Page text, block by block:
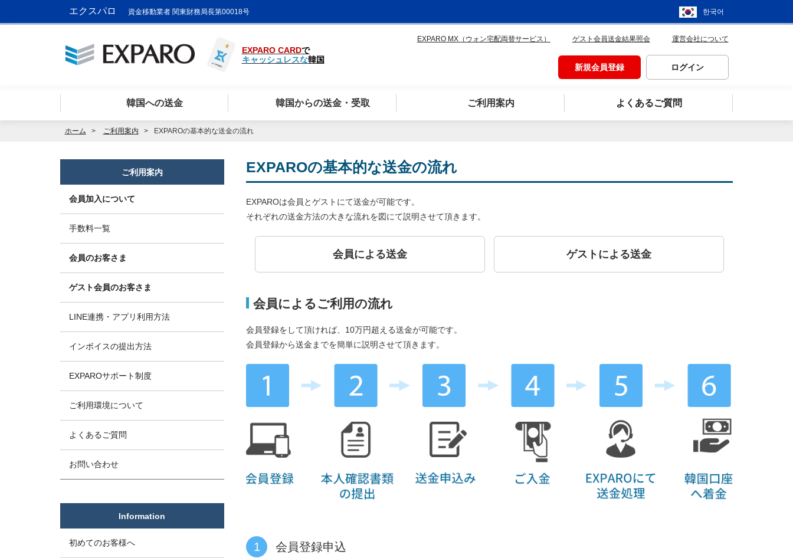
エクスパロ 資金移動業者 関東財務局長第00018号 한국어
EXPARO CARDで
キャッシュレスな韓国
EXPARO MX（ウォン宅配両替サービス） ゲスト会員送金結果照会 運営会社について
新規会員登録 ログイン
韓国への送金 韓国からの送金・受取 ご利用案内 よくあるご質問
ホーム ご利用案内 EXPAROの基本的な送金の流れ
EXPAROの基本的な送金の流れ
EXPAROは会員とゲストにて送金が可能です。
それぞれの送金方法の大きな流れを図にて説明させて頂きます。
会員による送金 ゲストによる送金
会員によるご利用の流れ
会員登録をして頂ければ、10万円超える送金が可能です。
会員登録から送金までを簡単に説明させて頂きます。
1 会員登録申込
ご利用案内
会員加入について
手数料一覧
会員のお客さま
ゲスト会員のお客さま
LINE連携・アプリ利用方法
インボイスの提出方法
EXPAROサポート制度
ご利用環境について
よくあるご質問
お問い合わせ
Information
初めてのお客様へ